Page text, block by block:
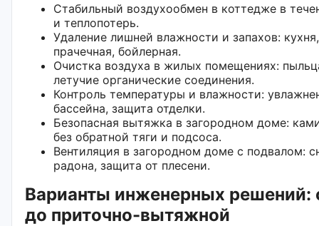
Стабильный воздухообмен в коттедже в
и теплопотерь.
Удаление лишней влажности и запахов:
прачечная, бойлерная.
Очистка воздуха в жилых помещениях:
летучие органические соединения.
Контроль температуры и влажности:
бассейна, защита отделки.
Безопасная вытяжка в загородном доме:
без обратной тяги и подсоса.
Вентиляция в загородном доме с подвалом:
радона, защита от плесени.
Варианты инженерных решений:
до приточно-вытяжной